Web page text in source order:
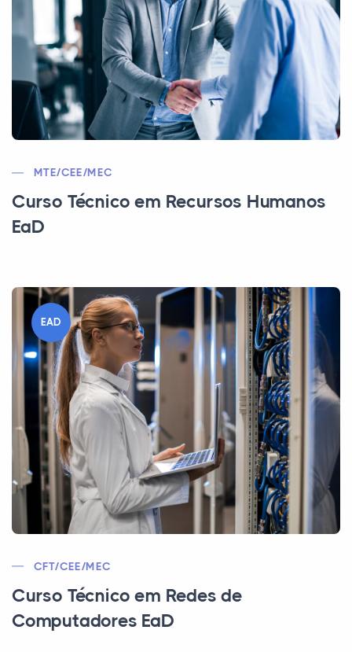
MTE/CEE/MEC
Curso Técnico em Recursos Humanos
EaD
EAD
CFT/CEE/MEC
Curso Técnico em Redes de
Computadores EaD